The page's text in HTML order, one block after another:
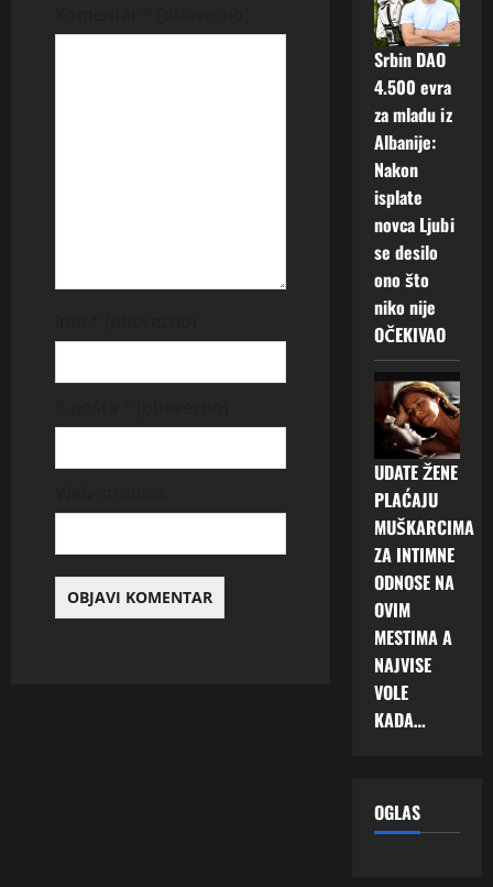
g
Srbin DAO
4.500 evra
za mladu iz
Albanije:
Nakon
isplate
novca Ljubi
se desilo
ono što
niko nije
OČEKIVAO
UDATE ŽENE
PLAĆAJU
MUŠKARCIMA
ZA INTIMNE
ODNOSE NA
OVIM
MESTIMA A
NAJVISE
VOLE
KADA…
OGLAS